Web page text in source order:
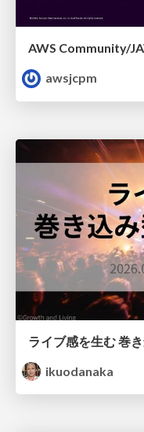
awsjcpm
ikuodanaka